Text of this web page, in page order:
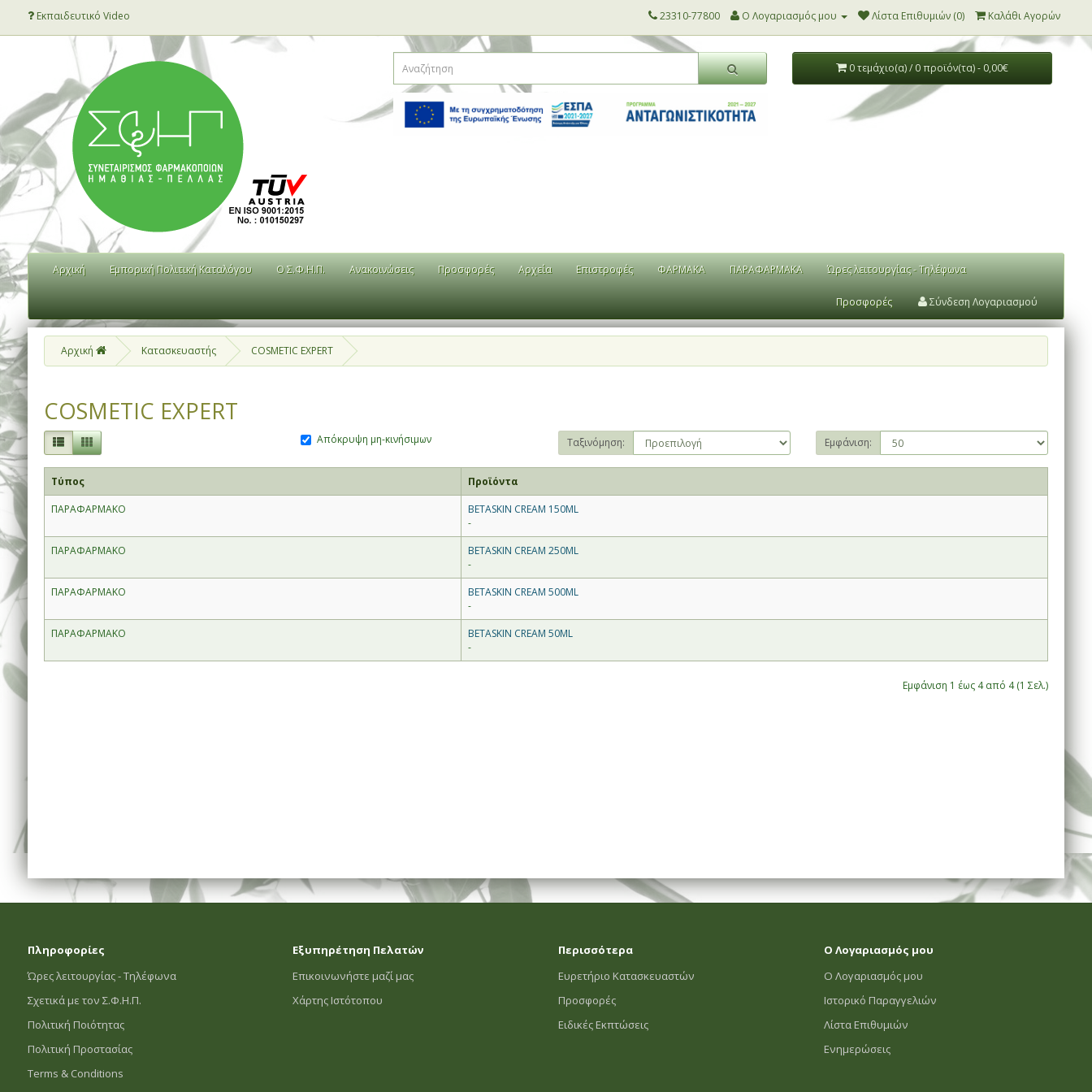
Εκπαιδευτικό Video 23310-77800 Ο Λογαριασμός μου Λίστα Επιθυμιών (0) Καλάθι Αγορών
0 τεμάχιο(α) / 0 προϊόν(τα) - 0,00€
Αρχική Εμπορική Πολιτική Καταλόγου Ο Σ.Φ.Η.Π. Ανακοινώσεις Προσφορές Αρχεία Επιστροφές ΦΑΡΜΑΚΑ ΠΑΡΑΦΑΡΜΑΚΑ Ώρες λειτουργίας - Τηλέφωνα
Προσφορές Σύνδεση Λογαριασμού
Αρχική Κατασκευαστής COSMETIC EXPERT
COSMETIC EXPERT
Απόκρυψη μη-κινήσιμων Ταξινόμηση: Εμφάνιση:
Τύπος
Προϊόντα
ΠΑΡΑΦΑΡΜΑΚΟ
BETASKIN CREAM 150ML
-
ΠΑΡΑΦΑΡΜΑΚΟ
BETASKIN CREAM 250ML
-
ΠΑΡΑΦΑΡΜΑΚΟ
BETASKIN CREAM 500ML
-
ΠΑΡΑΦΑΡΜΑΚΟ
BETASKIN CREAM 50ML
-
Εμφάνιση 1 έως 4 από 4 (1 Σελ.)
Πληροφορίες
Ώρες λειτουργίας - Τηλέφωνα
Σχετικά με τον Σ.Φ.Η.Π.
Πολιτική Ποιότητας
Πολιτική Προστασίας
Terms & Conditions
Εξυπηρέτηση Πελατών
Επικοινωνήστε μαζί μας
Χάρτης Ιστότοπου
Περισσότερα
Ευρετήριο Κατασκευαστών
Προσφορές
Ειδικές Εκπτώσεις
Ο Λογαριασμός μου
Ο Λογαριασμός μου
Ιστορικό Παραγγελιών
Λίστα Επιθυμιών
Ενημερώσεις